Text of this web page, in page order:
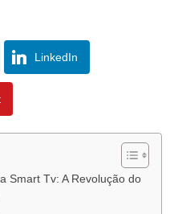
LinkedIn
Smart Tv: A Revolução do